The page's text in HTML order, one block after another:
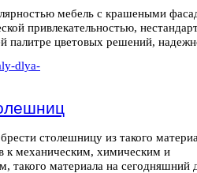
мебель с крашеными
привлекательностью,
цветовых решений,
столешницу из такого
к механическим, химическим и
такого материала на сегодняшний